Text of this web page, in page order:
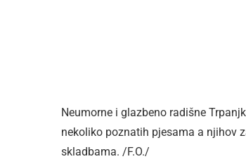
Neumorne i glazbeno radišne
nekoliko poznatih pjesama a njihov
skladbama. /F.O./